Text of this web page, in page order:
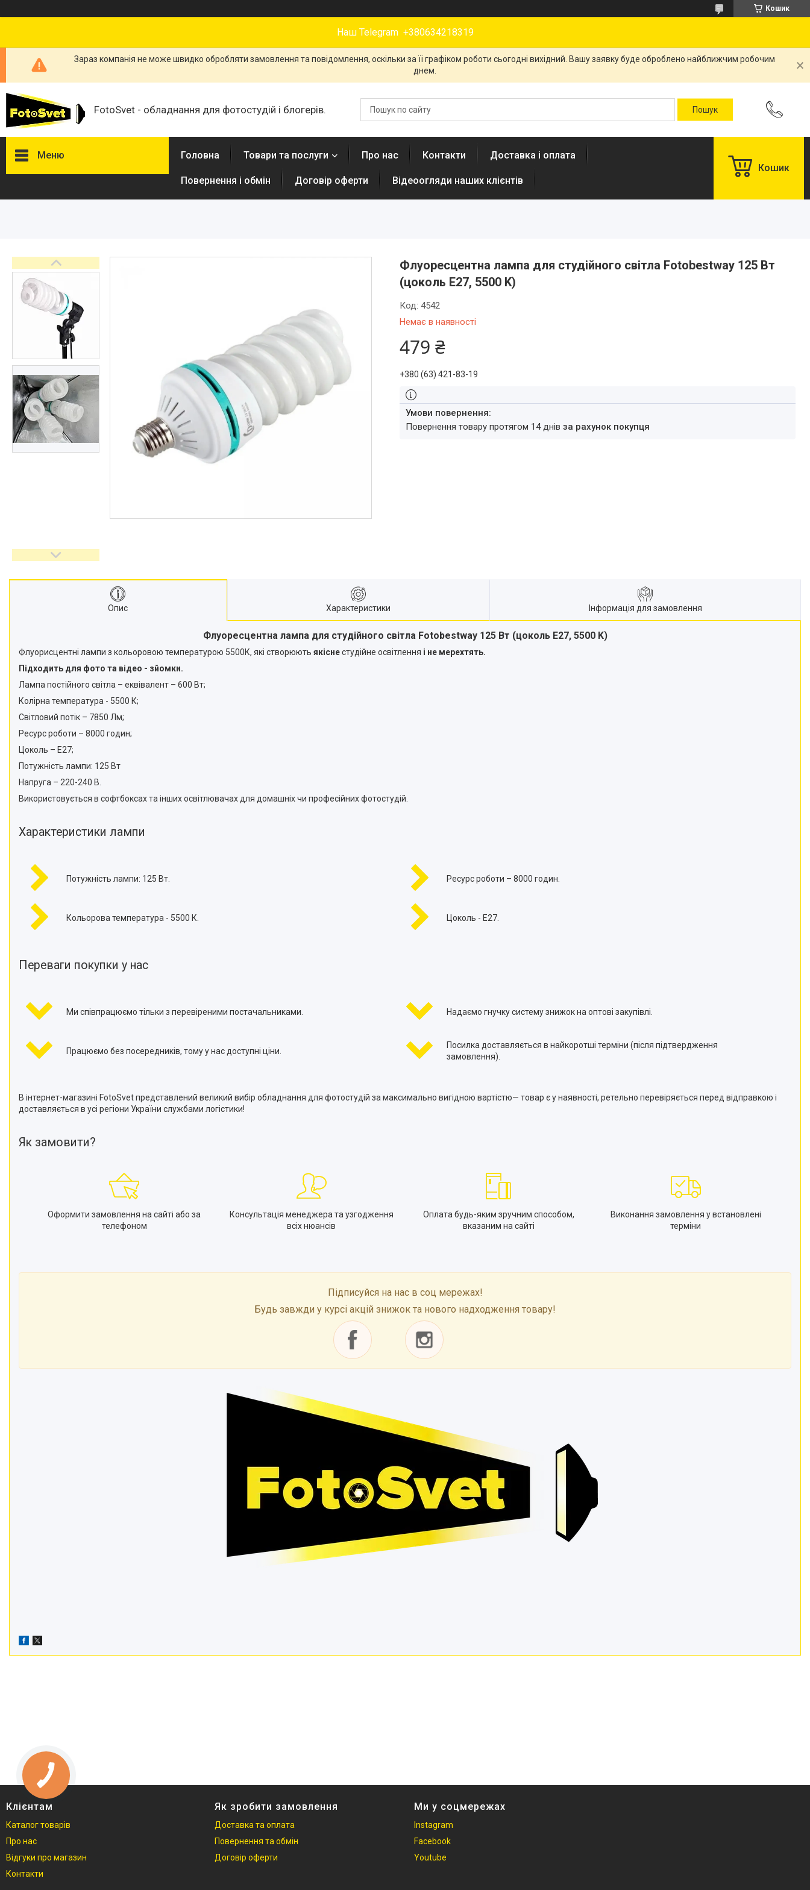
Кошик
Наш Telegram +380634218319
Зараз компанія не може швидко обробляти замовлення та повідомлення, оскільки за її графіком роботи сьогодні вихідний. Вашу заявку буде оброблено найближчим робочим
днем.
FotoSvet - обладнання для фотостудій і блогерів.
Меню
Студійні парасольки
Студійне світло
Лампи для постійного та
імпульсного світла
Набори постійного світла для
фото і відео
Набори імпульсного світла
Фото відбивачі, тримачі для
відбивачів
Поворотні столики
Все для предметної зйомки
Лайтбокси, фотобокси
Кільцеві лампи, товари для
Стедіками, стабілізатори
Моноподи
Лінзи-об'єктиви для
Сумки для студійного
обладнання
Перехідники для фототехніки і
відеозйомки
Кріплення
Аксесуари для мобільних
Товари для дому
Знижки
Сертифікати
Головна Товари та послуги Про нас Контакти Доставка і оплата
Повернення і обмін Договір оферти Відеоогляди наших клієнтів
Кошик
Флуоресцентна лампа для студійного світла Fotobestway 125 Вт
(цоколь E27, 5500 K)
Немає в наявності
Код: 4542
479 ₴
+380 (63) 421-83-19
повернення товару протягом 14 днів за рахунок покупця
Опис Характеристики Інформація для замовлення
Флуоресцентна лампа для студійного світла Fotobestway 125 Вт (цоколь E27, 5500 K)
Флуорисцентні лампи з кольоровою температурою 5500К, які створюють якіснестудійне освітлення і не мерехтять.
Підходить для фото та відео - зйомки.
Лампа постійного світла – еквівалент – 600 Вт;
Колірна температура - 5500 К;
Світловий потік – 7850 Лм;
Ресурс роботи – 8000 годин;
Цоколь – E27;
Потужність лампи: 125 Вт
Напруга – 220-240 В.
Використовується в софтбоксах та інших освітлювачах для домашніх чи професійних фотостудій.
Характеристики лампи
Потужність лампи: 125 Вт.
Кольорова температура - 5500 К.
Ресурс роботи – 8000 годин.
Цоколь - E27.
Переваги покупки у нас
Ми співпрацюємо тільки з перевіреними постачальниками.
Працюємо без посередників, тому у нас доступні ціни.
Надаємо гнучку систему знижок на оптові закупівлі.
Посилка доставляється в найкоротші терміни (після підтвердження
замовлення).
В інтернет-магазині FotoSvet представлений великий вибір обладнання для фотостудій за максимально вигідною вартістю— товар є у наявності, ретельно перевіряється перед відправкою і
доставляється в усі регіони України службами логістики!
Як замовити?
Оформити замовлення на сайті або за
телефоном
Консультація менеджера та узгодження
всіх нюансів
Оплата будь-яким зручним способом,
вказаним на сайті
Виконання замовлення у встановлені
терміни
Підписуйся на нас в соц мережах!
Будь завжди у курсі акцій знижок та нового надходження товару!
Клієнтам
Каталог товарів
Про нас
Відгуки про магазин
Контакти
Як зробити замовлення
Доставка та оплата
Повернення та обмін
Договір оферти
Ми у соцмережах
Instagram
Facebook
Youtube